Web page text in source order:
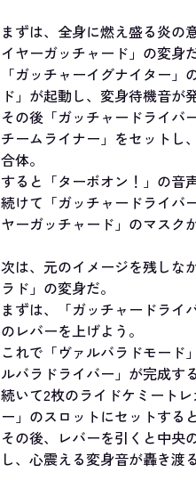
まずは、全身に燃え盛る炎の
イヤーガッチャード」の変身だ
「ガッチャーイグナイター
ド」が起動し、変身待機音が
その後「ガッチャードライバ
チームライナー」をセットし
合体。
すると「ターボオン！」の音
続けて「ガッチャードライバ
ヤーガッチャード」のマスク
次は、元のイメージを残しな
ラド」の変身だ。
まずは、「ガッチャードライ
のレバーを上げよう。
これで「ヴァルバラドモード
ルバラドライバー」が完成する
続いて2枚のライドケミート
ー」のスロットにセットする
その後、レバーを引くと中央
し、心震える変身音が轟き渡る